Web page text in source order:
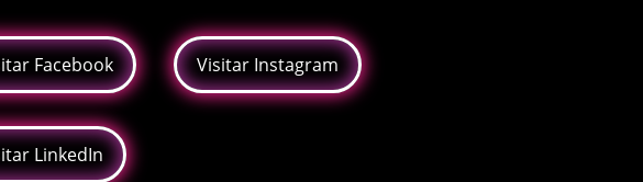
Facebook Visitar Instagram
LinkedIn